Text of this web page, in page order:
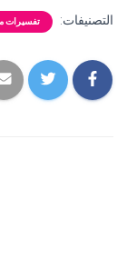
التصنيفات: تفسيرات